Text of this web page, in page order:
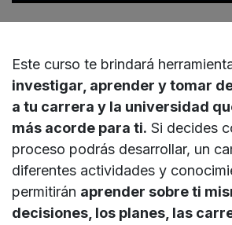
Este curso te brindará
investigar, aprender y tomar
a tu carrera y la universidad
más acorde para ti. Si decides
proceso podrás desarrollar, un
diferentes actividades y
permitirán aprender sobre ti
decisiones, los planes, las